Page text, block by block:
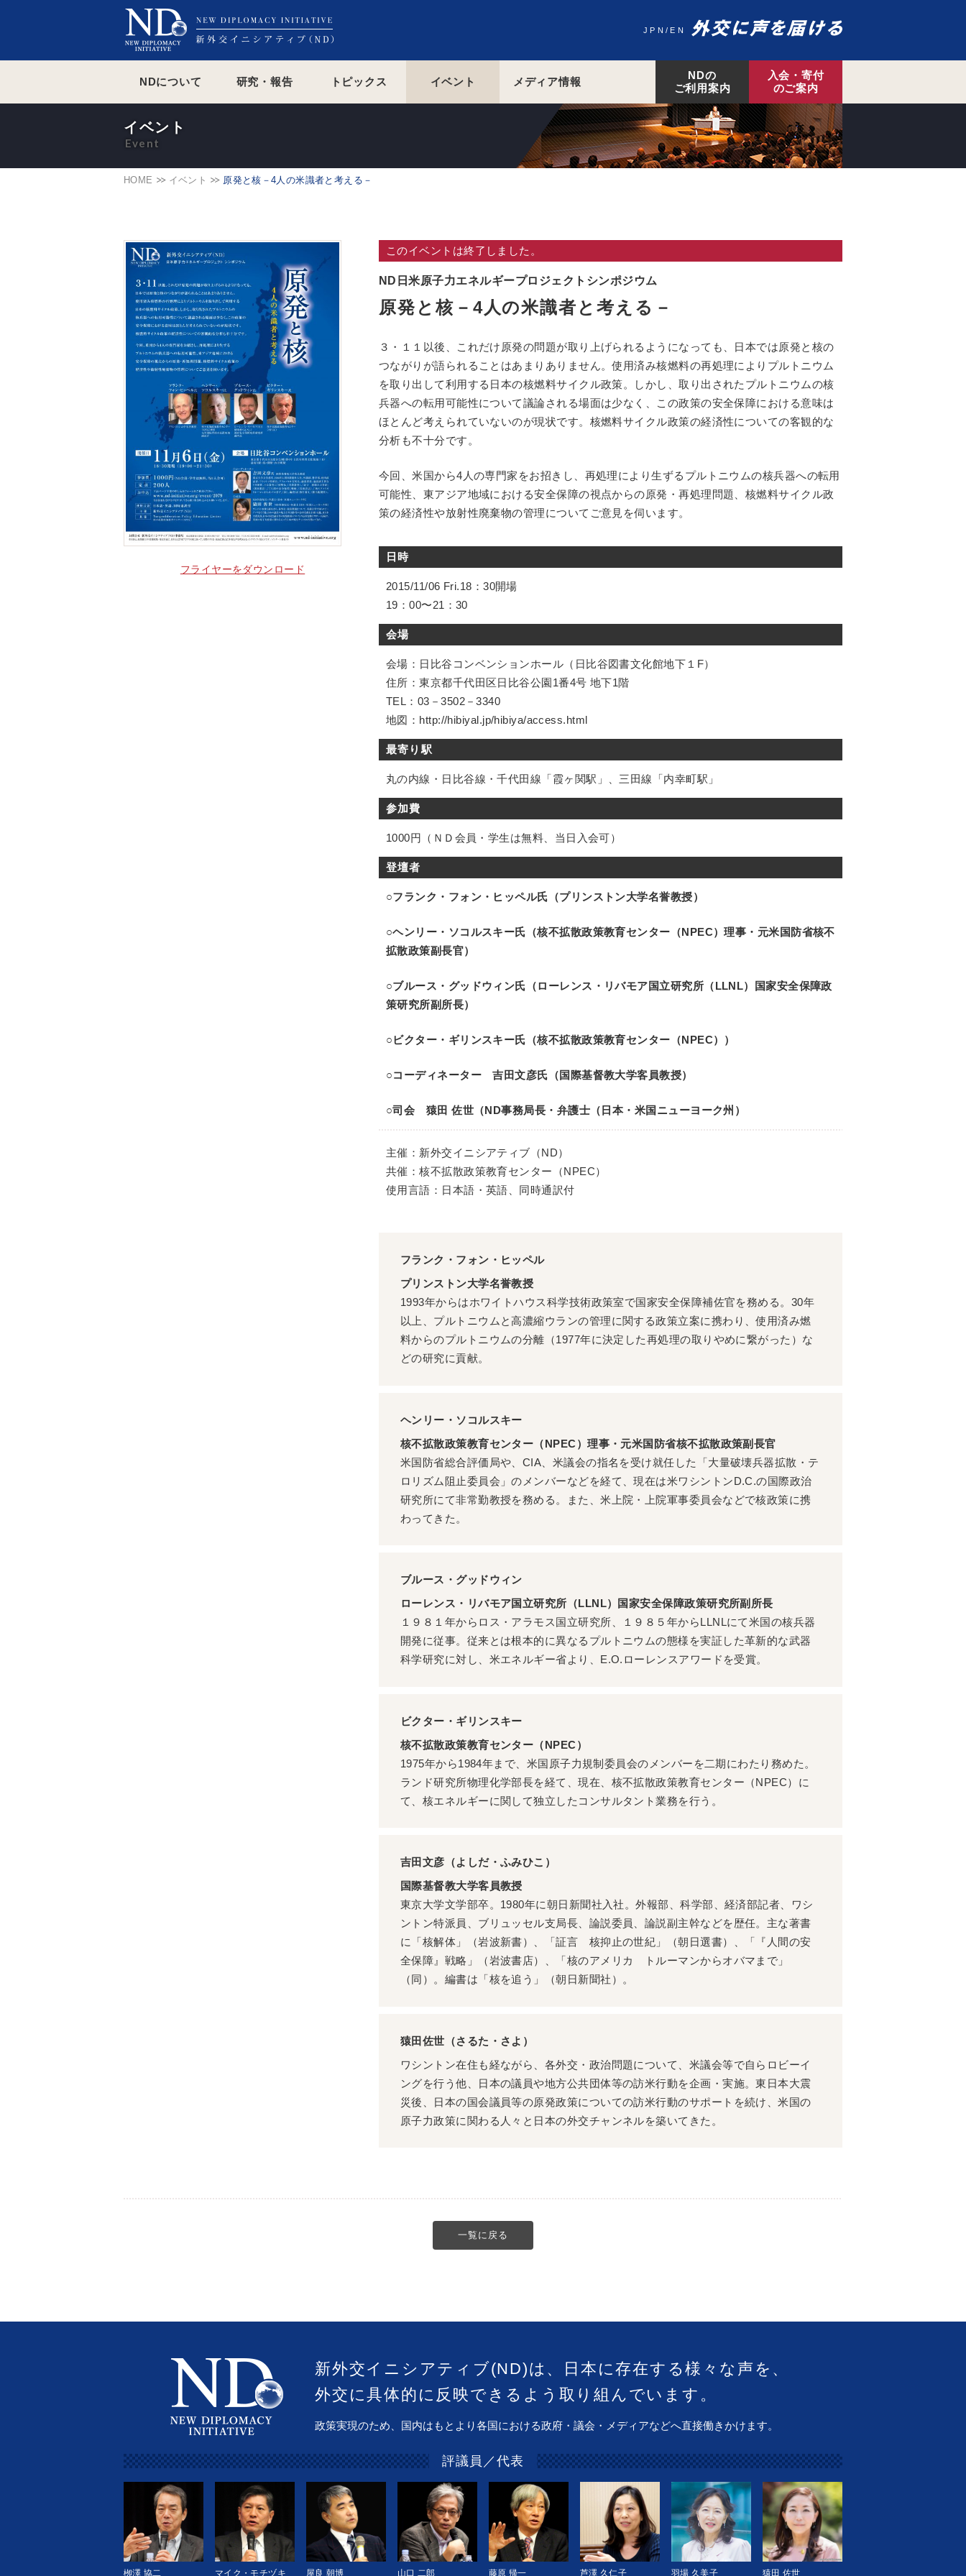
JPN EN
NDについて 研究・報告 トピックス イベント メディア情報
NDの
ご利用案内
入会・寄付
のご案内
HOME イベント 原発と核－4人の米識者と考える－
イベント
フライヤーをダウンロード
このイベントは終了しました。
ND日米原子力エネルギープロジェクトシンポジウム
原発と核－4人の米識者と考える－
３・１１以後、これだけ原発の問題が取り上げられるようになっても、日本では原発と核の
つながりが語られることはあまりありません。使用済み核燃料の再処理によりプルトニウム
を取り出して利用する日本の核燃料サイクル政策。しかし、取り出されたプルトニウムの核
兵器への転用可能性について議論される場面は少なく、この政策の安全保障における意味は
ほとんど考えられていないのが現状です。核燃料サイクル政策の経済性についての客観的な
分析も不十分です。
今回、米国から4人の専門家をお招きし、再処理により生ずるプルトニウムの核兵器への転用
可能性、東アジア地域における安全保障の視点からの原発・再処理問題、核燃料サイクル政
策の経済性や放射性廃棄物の管理についてご意見を伺います。
日時
2015/11/06 Fri.18：30開場
19：00〜21：30
会場
会場：日比谷コンベンションホール（日比谷図書文化館地下１F）
住所：東京都千代田区日比谷公園1番4号 地下1階
TEL：03－3502－3340
地図：http://hibiyal.jp/hibiya/access.html
最寄り駅
丸の内線・日比谷線・千代田線「霞ヶ関駅」、三田線「内幸町駅」
参加費
1000円（ＮＤ会員・学生は無料、当日入会可）
登壇者
○フランク・フォン・ヒッペル氏（プリンストン大学名誉教授）
○ヘンリー・ソコルスキー氏（核不拡散政策教育センター（NPEC）理事・元米国防省核不
拡散政策副長官）
○ブルース・グッドウィン氏（ローレンス・リバモア国立研究所（LLNL）国家安全保障政
策研究所副所長）
○ビクター・ギリンスキー氏（核不拡散政策教育センター（NPEC））
○コーディネーター 吉田文彦氏（国際基督教大学客員教授）
○司会 猿田 佐世（ND事務局長・弁護士（日本・米国ニューヨーク州）
主催：新外交イニシアティブ（ND）
共催：核不拡散政策教育センター（NPEC）
使用言語：日本語・英語、同時通訳付
フランク・フォン・ヒッペル
プリンストン大学名誉教授
1993年からはホワイトハウス科学技術政策室で国家安全保障補佐官を務める。30年
以上、プルトニウムと高濃縮ウランの管理に関する政策立案に携わり、使用済み燃
料からのプルトニウムの分離（1977年に決定した再処理の取りやめに繋がった）な
どの研究に貢献。
ヘンリー・ソコルスキー
核不拡散政策教育センター（NPEC）理事・元米国防省核不拡散政策副長官
米国防省総合評価局や、CIA、米議会の指名を受け就任した「大量破壊兵器拡散・テ
ロリズム阻止委員会」のメンバーなどを経て、現在は米ワシントンD.C.の国際政治
研究所にて非常勤教授を務める。また、米上院・上院軍事委員会などで核政策に携
わってきた。
ブルース・グッドウィン
ローレンス・リバモア国立研究所（LLNL）国家安全保障政策研究所副所長
１９８１年からロス・アラモス国立研究所、１９８５年からLLNLにて米国の核兵器
開発に従事。従来とは根本的に異なるプルトニウムの態様を実証した革新的な武器
科学研究に対し、米エネルギー省より、E.O.ローレンスアワードを受賞。
ビクター・ギリンスキー
核不拡散政策教育センター（NPEC）
1975年から1984年まで、米国原子力規制委員会のメンバーを二期にわたり務めた。
ランド研究所物理化学部長を経て、現在、核不拡散政策教育センター（NPEC）に
て、核エネルギーに関して独立したコンサルタント業務を行う。
吉田文彦（よしだ・ふみひこ）
国際基督教大学客員教授
東京大学文学部卒。1980年に朝日新聞社入社。外報部、科学部、経済部記者、ワシ
ントン特派員、ブリュッセル支局長、論説委員、論説副主幹などを歴任。主な著書
に「核解体」（岩波新書）、「証言 核抑止の世紀」（朝日選書）、「『人間の安
全保障』戦略」（岩波書店）、「核のアメリカ トルーマンからオバマまで」
（同）。編書は「核を追う」（朝日新聞社）。
猿田佐世（さるた・さよ）
ワシントン在住も経ながら、各外交・政治問題について、米議会等で自らロビーイ
ングを行う他、日本の議員や地方公共団体等の訪米行動を企画・実施。東日本大震
災後、日本の国会議員等の原発政策についての訪米行動のサポートを続け、米国の
原子力政策に関わる人々と日本の外交チャンネルを築いてきた。
一覧に戻る
新外交イニシアティブ(ND)は、日本に存在する様々な声を、
外交に具体的に反映できるよう取り組んでいます。
政策実現のため、国内はもとより各国における政府・議会・メディアなどへ直接働きかけます。
評議員／代表
栁澤 協二 マイク・モチヅキ 屋良 朝博 山口 二郎 藤原 帰一 芦澤 久仁子 羽場 久美子 猿田 佐世